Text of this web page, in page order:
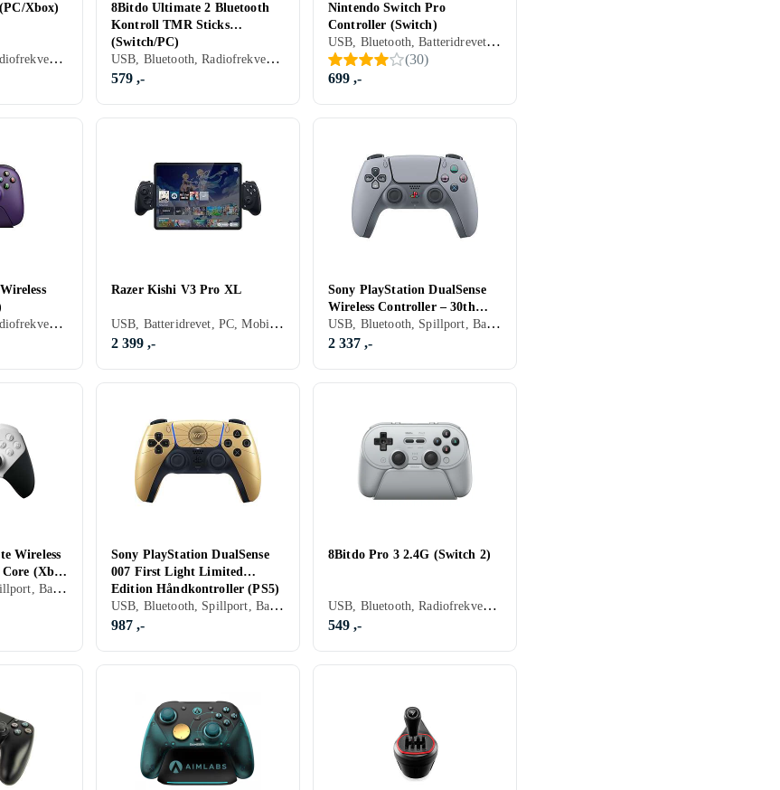
Xbox)
USB, Bluetooth, Radiofrekvens (RF), Batteridrevet, PC, Xbox One, Mobil, Nintendo Switch, Xbox Series X/Series S, Programmerbar, Vibrasjonsfunksjon, Rörelsestyrning
8Bitdo Ultimate 2 Bluetooth
Kontroll TMR Sticks
(Switch/PC)
USB, Bluetooth, Radiofrekvens (RF), Batteridrevet, PC, Mobil, Nintendo Switch, Nintendo Switch 2, Programmerbar, Vibrasjonsfunksjon, Rörelsestyrning, LED bakgrunnsbelysning
579 ,-
Nintendo Switch Pro
Controller (Switch)
USB, Bluetooth, Batteridrevet, PC, Nintendo Switch, Programmerbar, Vibrasjonsfunksjon, Rörelsestyrning
(30)
699 ,-
USB, Bluetooth, Radiofrekvens (RF), Batteridrevet, PC, Mobil, Vibrasjonsfunksjon, Rörelsestyrning, LED bakgrunnsbelysning
Razer Kishi V3 Pro XL
USB, Batteridrevet, PC, Mobil, Programmerbare knapper
2 399 ,-
Sony PlayStation DualSense
Wireless Controller – 30th
Anniversary Limited Editio USB, Bluetooth, Spillport, Batteridrevet, PC, Mobil, PS5, Vibrasjonsfunksjon, Rörelsestyrning, LED bakgrunnsbelysning
2 337 ,-
Wireless
(Xbox
USB, Bluetooth, Spillport, Batteridrevet, PC, Xbox One, Mobil, Xbox Series X/Series S, Vibrasjonsfunksjon, Ergonomisk grep, Programmerbare knapper
Sony PlayStation DualSense
007 First Light Limited
Edition Håndkontroller (PS5)
USB, Bluetooth, Spillport, Batteridrevet, PC, Mobil, PS5, Vibrasjonsfunksjon, Automatisk kalibrering, LED bakgrunnsbelysning
987 ,-
8Bitdo Pro 3 2.4G (Switch 2)
USB, Bluetooth, Radiofrekvens (RF), Batteridrevet, PC, Mobil, Nintendo Switch, Nintendo Switch 2, Vibrasjonsfunksjon
549 ,-